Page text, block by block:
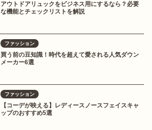
アウトドアリュックをビジネス用にするなら？必要
な機能とチェックリストを解説
ファッション
買う前の豆知識！時代を超えて愛される人気ダウン
メーカー6選
ファッション
【コーデが映える】レディースノースフェイスキャ
ップのおすすめ5選